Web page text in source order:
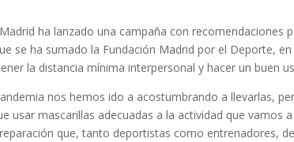
ha lanzado una campaña con recomendaciones
se ha sumado la Fundación Madrid por el Deporte,
la distancia mínima interpersonal y hacer un buen
nos hemos ido a acostumbrando a llevarlas,
usar mascarillas adecuadas a la actividad que vamos
que, tanto deportistas como entrenadores,